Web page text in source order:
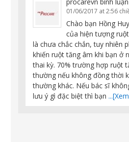
01/06/2017 at 2:56
Chào bạn Hồng
của hiện tượng
là chưa chắc chắn, tuy nhiên
khiến ruột tăng âm khi bạn ở
thai kỳ. 70% trường hợp ruột
thường nếu không đồng thời
thường khác. Nếu bác sĩ
lưu ý gì đặc biệt thì bạn